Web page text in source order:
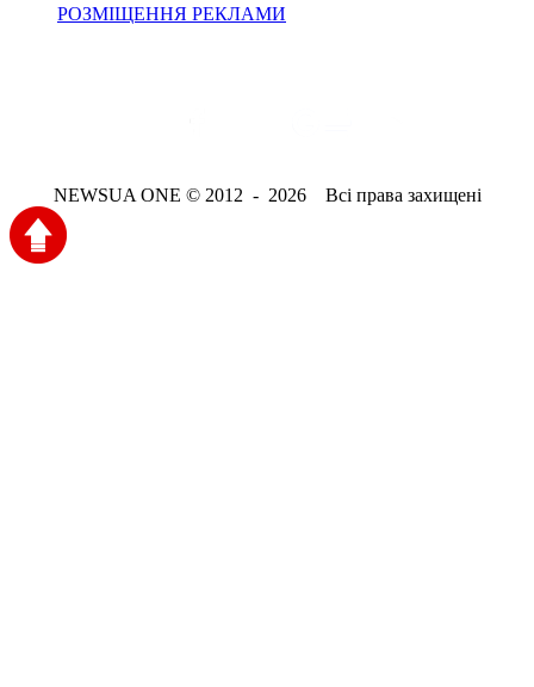
РОЗМІЩЕННЯ РЕКЛАМИ
NEWSUA ONE © 2012 - 2026 Всі права захищені